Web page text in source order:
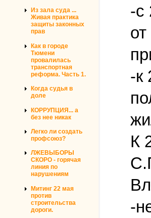
Из зала суда ...
Живая практика
защиты законных
прав
Как в городе
Тюмени
провалилась
транспортная
реформа. Часть 1.
Когда судья в
доле
КОРРУПЦИЯ... а
без нее никак
Легко ли создать
профсоюз?
ЛЖЕВЫБОРЫ
СКОРО - горячая
линия по
нарушениям
Митинг 22 мая
против
строительства
дороги.
-с
-к
К
-